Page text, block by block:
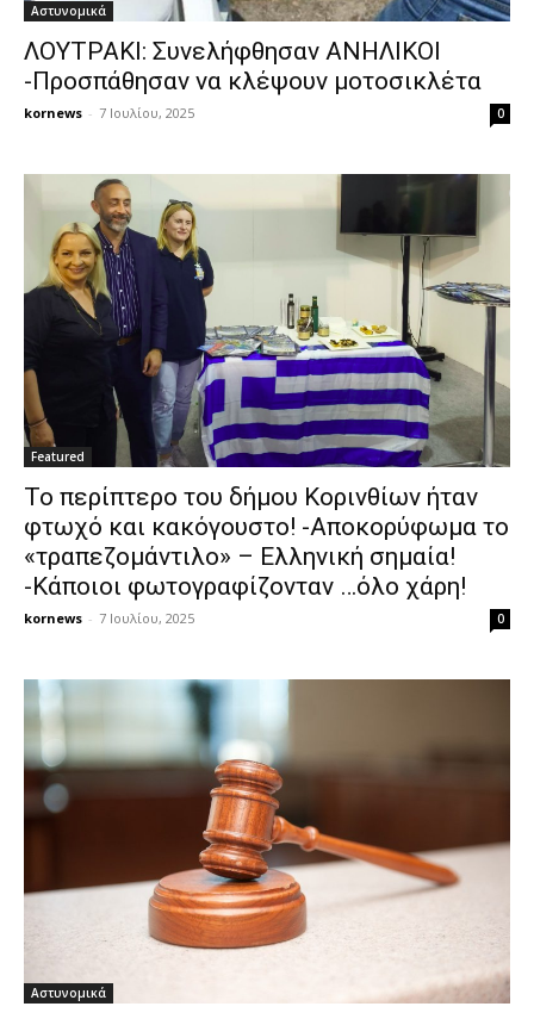
Αστυνομικά
ΛΟΥΤΡΑΚΙ: Συνελήφθησαν ΑΝΗΛΙΚΟΙ
-Προσπάθησαν να κλέψουν μοτοσικλέτα
kornews - 7 Ιουλίου, 2025 0
Featured
Το περίπτερο του δήμου Κορινθίων ήταν
φτωχό και κακόγουστο! -Αποκορύφωμα το
«τραπεζομάντιλο» – Ελληνική σημαία!
-Κάποιοι φωτογραφίζονταν …όλο χάρη!
kornews - 7 Ιουλίου, 2025 0
Αστυνομικά